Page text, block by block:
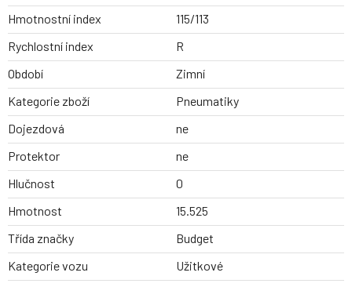
Hmotnostní index
115/113
Rychlostní index
R
Období
Zimní
Kategorie zboží
Pneumatiky
Dojezdová
ne
Protektor
ne
Hlučnost
0
Hmotnost
15.525
Třída značky
Budget
Kategorie vozu
Užitkové